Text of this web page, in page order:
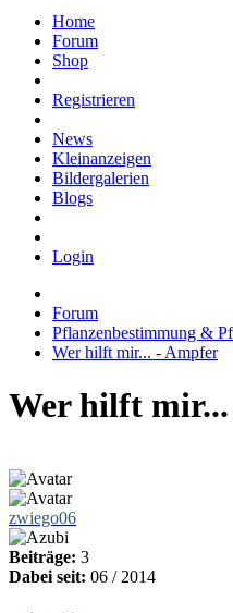
Home
Forum
Shop
Registrieren
News
Kleinanzeigen
Bildergalerien
Blogs
Login
Forum
Pflanzenbestimmung &
Wer hilft mir... - Ampfer
Wer hilft
zwiego06
Beiträge: 3
Dabei seit: 06 / 2014